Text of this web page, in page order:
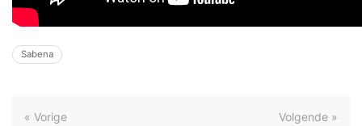
Sabena
« Vorige Volgende »